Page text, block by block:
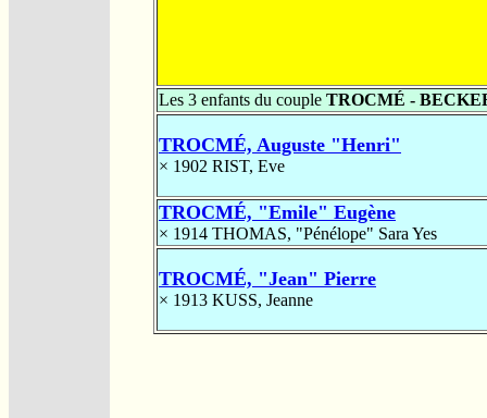
Les 3 enfants du couple TROCMÉ -
TROCMÉ, Auguste "Henri"
× 1902 RIST, Eve
TROCMÉ, "Emile" Eugène
× 1914 THOMAS, "Pénélope" Sara Yes
TROCMÉ, "Jean" Pierre
× 1913 KUSS, Jeanne